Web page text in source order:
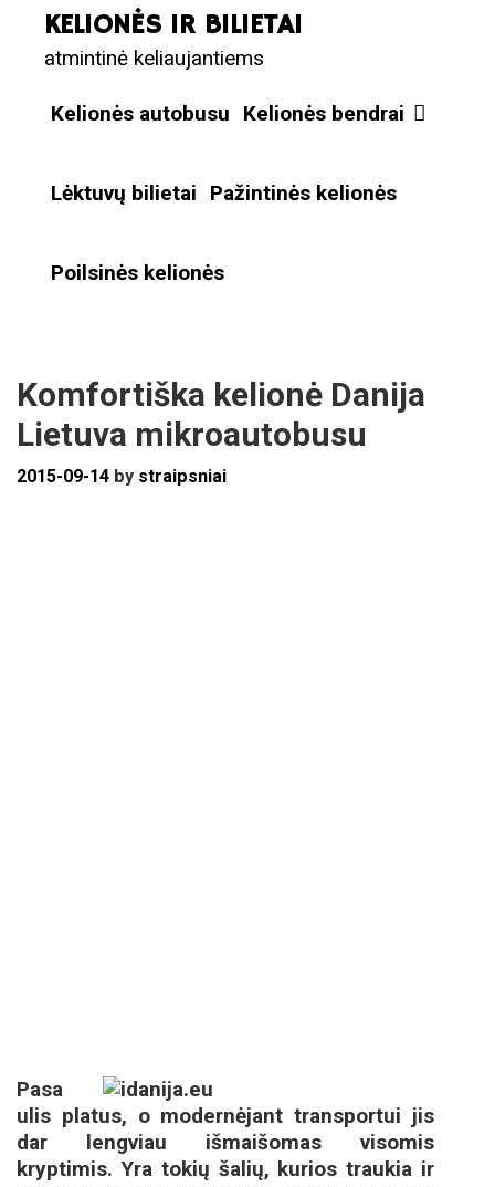
content
KELIONĖS IR BILIETAI
atmintinė keliaujantiems
Kelionės autobusu Kelionės bendrai
Lėktuvų bilietai Pažintinės kelionės
Poilsinės kelionės
Komfortiška kelionė Danija
Lietuva mikroautobusu
2015-09-14 by straipsniai
Pasa
ulis platus, o modernėjant transportui jis
dar lengviau išmaišomas visomis
kryptimis. Yra tokių šalių, kurios traukia ir